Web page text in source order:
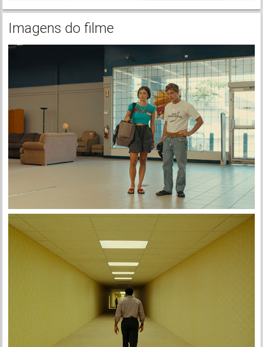
Imagens do filme